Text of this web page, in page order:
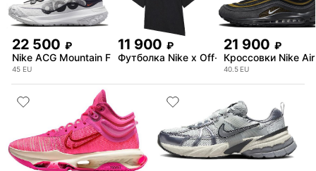
22 500 ₽
Nike ACG Mountain Fly 2 Low White
45EU
11 900 ₽
Футболка Nike x Off-White T-Shirt
21 900 ₽
Кроссовки Nike
40.5EU